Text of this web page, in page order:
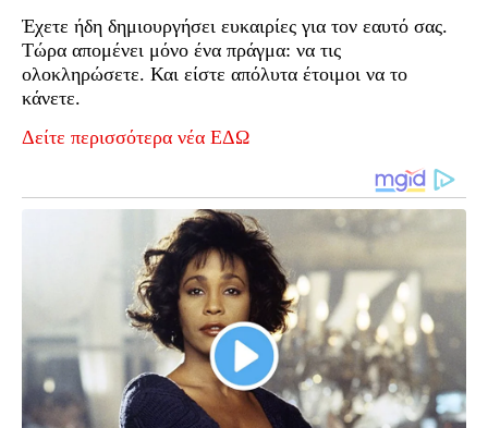
Έχετε ήδη δημιουργήσει ευκαιρίες για τον εαυτό σας.
Τώρα απομένει μόνο ένα πράγμα: να τις
ολοκληρώσετε. Και είστε απόλυτα έτοιμοι να το
κάνετε.
Δείτε περισσότερα νέα ΕΔΩ